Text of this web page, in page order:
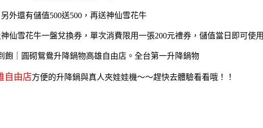
另外還有儲值500送500，再送神仙雪花牛
仙雪花牛一盤兌換券，單次消費限用一張200元禮券，儲值當日即可使用
自由店方便的升降鍋與真人夾娃娃機～～趕快去體驗看看哦！！